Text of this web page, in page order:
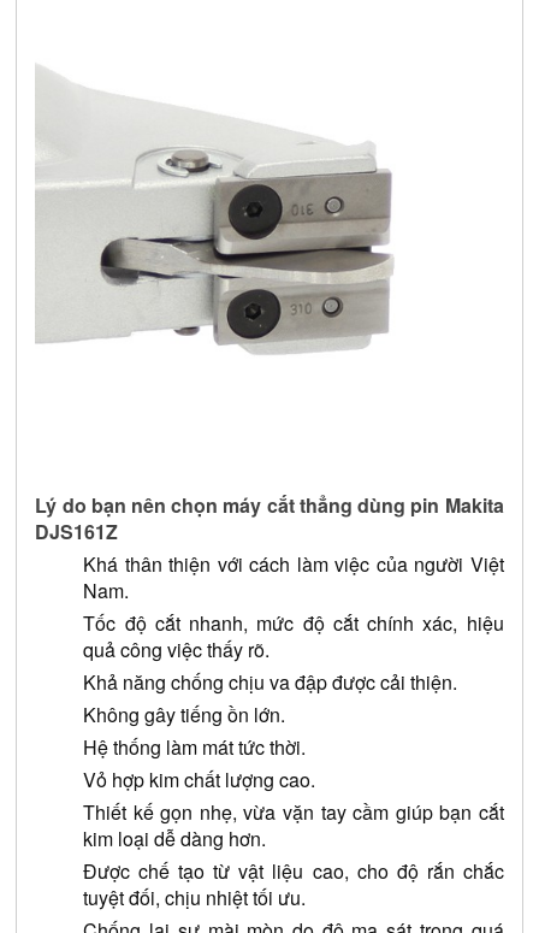
Lý do bạn nên chọn máy cắt thẳng dùng pin Makita
DJS161Z
Khá thân thiện với cách làm việc của người Việt
Nam.
Tốc độ cắt nhanh, mức độ cắt chính xác, hiệu
quả công việc thấy rõ.
Khả năng chống chịu va đập được cải thiện.
Không gây tiếng ồn lớn.
Hệ thống làm mát tức thời.
Vỏ hợp kim chất lượng cao.
Thiết kế gọn nhẹ, vừa vặn tay cầm giúp bạn cắt
kim loại dễ dàng hơn.
Được chế tạo từ vật liệu cao, cho độ rắn chắc
tuyệt đối, chịu nhiệt tối ưu.